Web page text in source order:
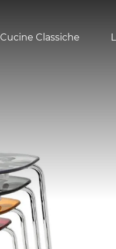
Cucine Classiche